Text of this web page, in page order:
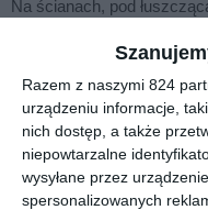
Razem z naszymi 824
urządzeniu informacje,
nich dostęp, a także
niepowtarzalne
wysyłane przez
spersonalizowanych
Na ścianach, pod
Znajdują się na klatce
klatce schodowej
malowane, co znamionuje
fryzy wraz z
piętrze.